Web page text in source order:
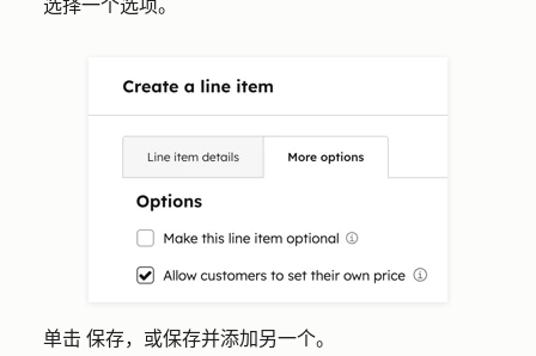
选择一个选项。
单击 保存，或保存并添加另一个。